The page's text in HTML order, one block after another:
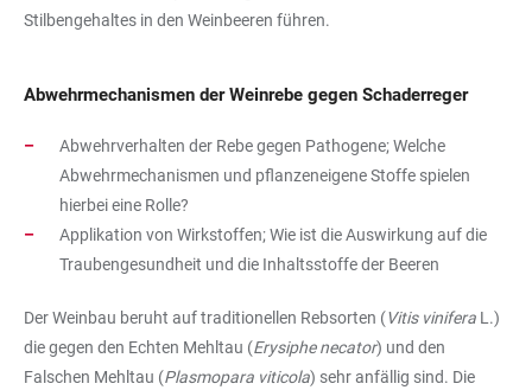
Stilbengehaltes in den Weinbeeren führen.
Abwehrmechanismen der Weinrebe gegen Schaderreger
Abwehrverhalten der Rebe gegen Pathogene; Welche
Abwehrmechanismen und pflanzeneigene Stoffe spielen
hierbei eine Rolle?
Applikation von Wirkstoffen; Wie ist die Auswirkung auf die
Traubengesundheit und die Inhaltsstoffe der Beeren
Der Weinbau beruht auf traditionellen Rebsorten (Vitis vinifera L.)
die gegen den Echten Mehltau (Erysiphe necator) und den
Falschen Mehltau (Plasmopara viticola) sehr anfällig sind. Die